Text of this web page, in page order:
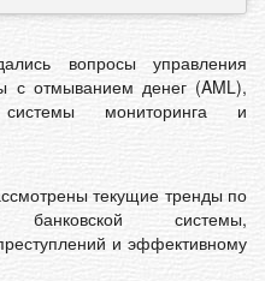
вопросы управления
с отмыванием денег (AML),
мониторинга и
текущие тренды по
банковской системы,
и эффективному